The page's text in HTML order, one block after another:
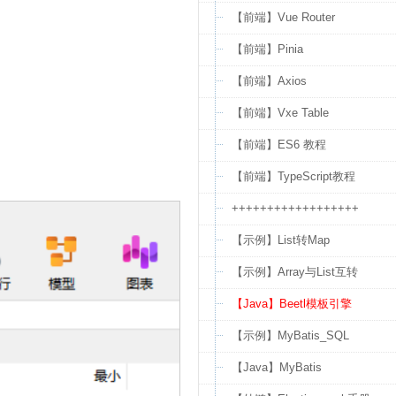
【前端】Vue Router
【前端】Pinia
【前端】Axios
【前端】Vxe Table
【前端】ES6 教程
【前端】TypeScript教程
++++++++++++++++++
【示例】List转Map
【示例】Array与List互转
【Java】Beetl模板引擎
【示例】MyBatis_SQL
【Java】MyBatis